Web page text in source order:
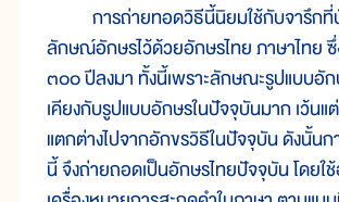
การถ่ายทอดวิธีนี้นิยมใช้กับจารึกที่
ลักษณ์อักษรไว้ด้วยอักษรไทย ภาษาไทย ซึ่
๓๐๐ ปีลงมา ทั้งนี้เพราะลักษณะรูปแบบอั
เคียงกับรูปแบบอักษรในปัจจุบันมาก เว้นแ
แตกต่างไปจากอักขรวิธีในปัจจุบัน ดังนั้น
นี้ จึงถ่ายถอดเป็นอักษรไทยปัจจุบัน โดยใ